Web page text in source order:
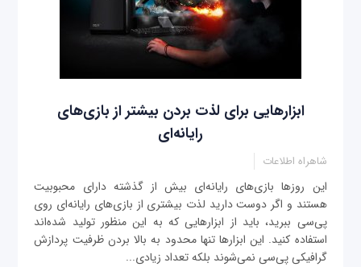
ابزارهایی برای لذت بردن بیشتر از بازی‌های
رایانه‌ای
شاهراه اطلاعات
این روزها بازی‌های رایانه‌ای بیش از گذشته دارای محبوبیت
هستند و اگر دوست دارید لذت بیشتری از بازی‌های رایانه‌ای روی
پی‌سی ببرید، باید از ابزارهایی که به این منظور تولید شده‌اند
استفاده کنید. این ابزارها تنها محدود به بالا بردن ظرفیت پردازش
گرافیکی پی‌سی نمی‌شوند بلکه تعداد زیادی...